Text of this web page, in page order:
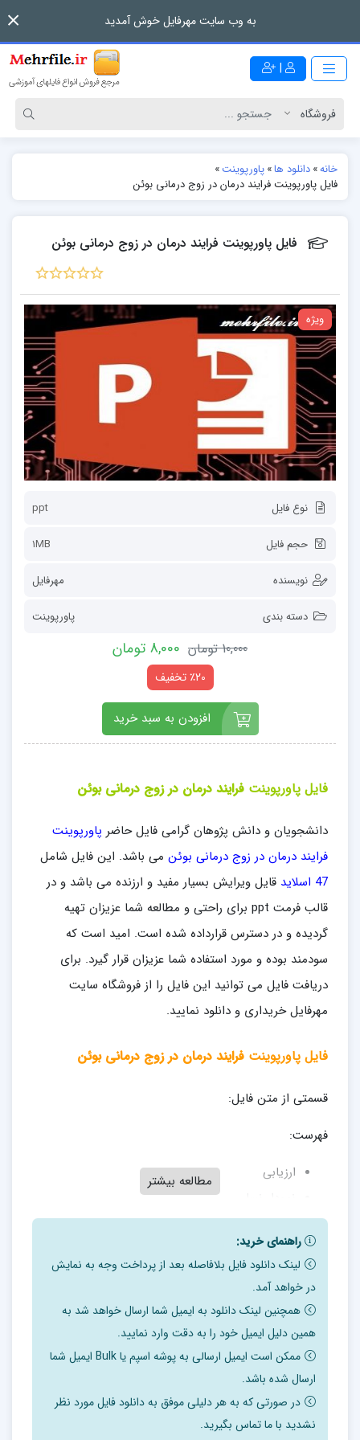
به وب سایت مهرفایل خوش آمدید
|
خانه»دانلود ها»پاورپوینت»
فایل پاورپوینت فرایند درمان در زوج درمانی بوئن
فایل پاورپوینت فرایند درمان در زوج درمانی بوئن
ویژه
نوع فایل ppt
حجم فایل 1MB
نویسنده مهرفایل
دسته بندی پاورپوینت
10,000 تومان 8,000 تومان
٪20 تخفیف
افزودن به سبد خرید
فایل پاورپوینت فرایند درمان درزوج درمانی بوئن
دانشجویان و دانش پژوهان گرامی فایل حاضر پاورپوینت
فرایند درمان در زوج درمانی بوئن می باشد. این فایل شامل
47 اسلاید
قایل ویرایش بسیار مفید و ارزنده می باشد و در
قالب فرمت ppt برای راحتی و مطالعه شما عزیزان تهیه
گردیده و در دسترس قرارداده شده است. امید است که
سودمند بوده و مورد استفاده شما عزیزان قرار گیرد. برای
دریافت فایل می توانید این فایل را از فروشگاه سایت
مهرفایل خریداری و دانلود نمایید.
فایل پاورپوینت فرایند درمان درزوج درمانی بوئن
قسمتی از متن فایل:
فهرست:
ارزیابی
پرسش های مربوط به فرایند
آزمایش های ارتباطی
مثلث زدایی
تعلیم دادن
اتخاذ موضع من
داستان جابه جایی
فرآیند درمان -ارزیابی
ارزیابی نظام خانواده گسترده با توصیف و تاریخچه ای از
مطالعه بیشتر
راهنمای خرید:
لینک دانلود فایل بلافاصله بعد از پرداخت وجه به نمایش
در خواهد آمد.
همچنین لینک دانلود به ایمیل شما ارسال خواهد شد به
همین دلیل ایمیل خود را به دقت وارد نمایید.
ممکن است ایمیل ارسالی به پوشه اسپم یا Bulk ایمیل شما
ارسال شده باشد.
در صورتی که به هر دلیلی موفق به دانلود فایل مورد نظر
نشدید با ما تماس بگیرید.